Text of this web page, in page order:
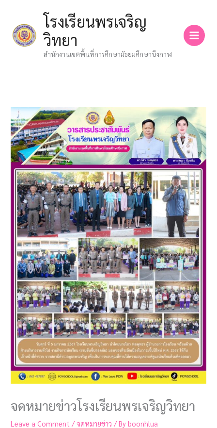
content
โรงเรียนพรเจริญ
วิทยา
สำนักงานเขตพื้นที่การศึกษามัธยมศึกษาบึงกาฬ
จดหมายข่าวโรงเรียนพรเจริญวิทยา
Leave a Comment / จดหมายข่าว / Byboonhlua